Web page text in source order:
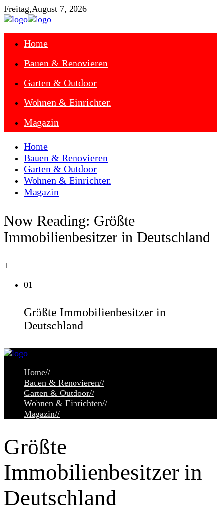
Freitag,August 7, 2026
Home
Bauen & Renovieren
Garten & Outdoor
Wohnen & Einrichten
Magazin
Home
Bauen & Renovieren
Garten & Outdoor
Wohnen & Einrichten
Magazin
Now Reading: Größte
Immobilienbesitzer in Deutschland
1
01
Größte Immobilienbesitzer in
Deutschland
Home//
Bauen & Renovieren//
Garten & Outdoor//
Wohnen & Einrichten//
Magazin//
Größte
Immobilienbesitzer in
Deutschland